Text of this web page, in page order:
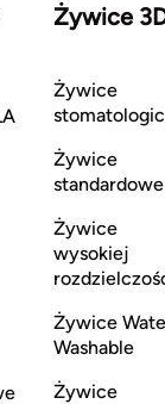
Żywice
Żywice
Żywice
standardowe
Żywice
wysokiej
Żywice
Washable
Żywice